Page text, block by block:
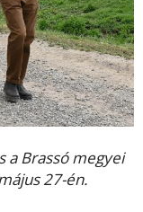
a Brassó megyei
27-én.